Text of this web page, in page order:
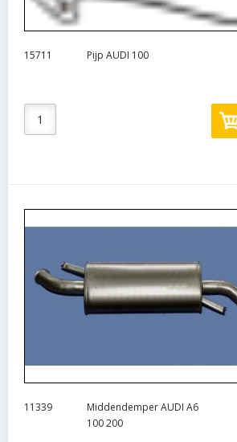
15711 Pijp AUDI 100
11339
Middendemper AUDI A6
100 200